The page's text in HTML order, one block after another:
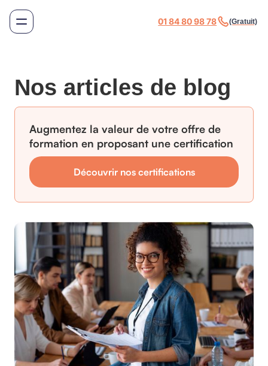
01 84 80 98 78 (Gratuit)
Nos articles de blog
Augmentez la valeur de votre offre de
formation en proposant une certification
Découvrir nos certifications